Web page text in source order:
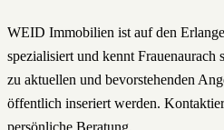
WEID Immobilien ist auf den
spezialisiert und kennt Frauenaurach
zu aktuellen und bevorstehenden
öffentlich inseriert werden.
persönliche Beratung.